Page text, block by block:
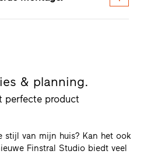
& planning.
perfecte product
stijl van mijn huis? Kan het ook
Finstral Studio biedt veel